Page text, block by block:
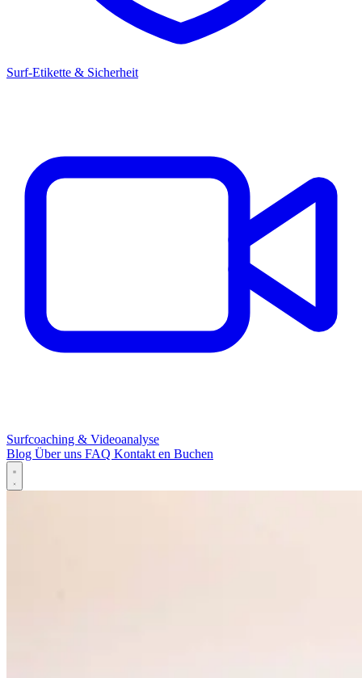
Surf-Etikette & Sicherheit
Surfcoaching & Videoanalyse
Blog Über uns FAQ Kontakten Buchen